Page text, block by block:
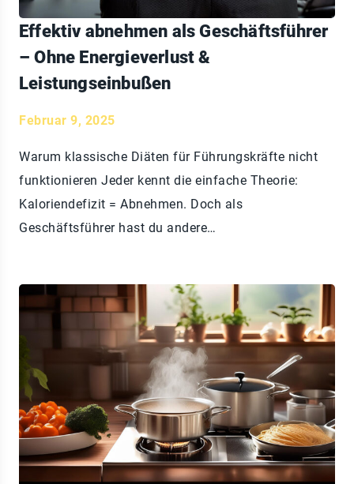
Effektiv abnehmen als Geschäftsführer
– Ohne Energieverlust &
Leistungseinbußen
Februar 9, 2025
Warum klassische Diäten für Führungskräfte nicht
funktionieren Jeder kennt die einfache Theorie:
Kaloriendefizit = Abnehmen. Doch als
Geschäftsführer hast du andere…